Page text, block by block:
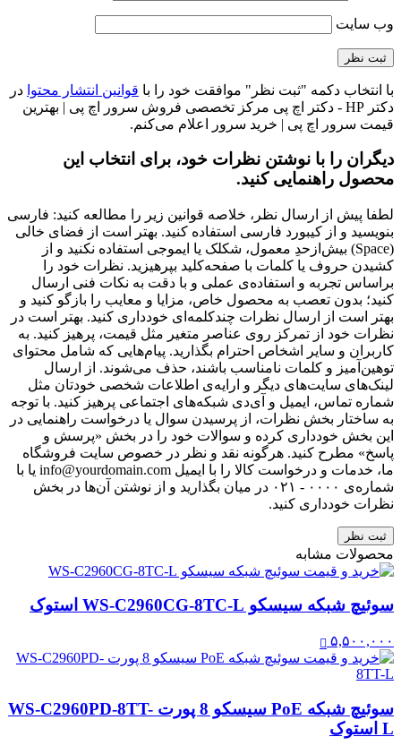
وب‌ سایت
با انتخاب دکمه "ثبت نظر" موافقت خود را با قوانین انتشار محتوا در
دکتر HP - دکتر اچ پی مرکز تخصصی فروش سرور اچ پی | بهترین
قیمت سرور اچ پی | خرید سرور اعلام می‌کنم.
دیگران را با نوشتن نظرات خود، برای انتخاب این
محصول راهنمایی کنید.
لطفا پیش از ارسال نظر، خلاصه قوانین زیر را مطالعه کنید: فارسی
بنویسید و از کیبورد فارسی استفاده کنید. بهتر است از فضای خالی
(Space) بیش‌از‌حدِ معمول، شکلک یا ایموجی استفاده نکنید و از
کشیدن حروف یا کلمات با صفحه‌کلید بپرهیزید. نظرات خود را
براساس تجربه و استفاده‌ی عملی و با دقت به نکات فنی ارسال
کنید؛ بدون تعصب به محصول خاص، مزایا و معایب را بازگو کنید و
بهتر است از ارسال نظرات چندکلمه‌‌ای خودداری کنید. بهتر است در
نظرات خود از تمرکز روی عناصر متغیر مثل قیمت، پرهیز کنید. به
کاربران و سایر اشخاص احترام بگذارید. پیام‌هایی که شامل محتوای
توهین‌آمیز و کلمات نامناسب باشند، حذف می‌شوند. از ارسال
لینک‌های سایت‌های دیگر و ارایه‌ی اطلاعات شخصی خودتان مثل
شماره تماس، ایمیل و آی‌دی شبکه‌های اجتماعی پرهیز کنید. با توجه
به ساختار بخش نظرات، از پرسیدن سوال یا درخواست راهنمایی در
این بخش خودداری کرده و سوالات خود را در بخش «پرسش و
پاسخ» مطرح کنید. هرگونه نقد و نظر در خصوص سایت فروشگاه
ما، خدمات و درخواست کالا را با ایمیل info@yourdomain.com یا با
شماره‌ی ۰۰۰۰ - ۰۲۱ در میان بگذارید و از نوشتن آن‌ها در بخش
نظرات خودداری کنید.
ثبت نظر
محصولات مشابه
سوئیچ شبکه سیسکو WS-C2960CG-8TC-L استوک
۵,۵۰۰,۰۰۰
سوئیچ شبکه PoE سیسکو 8 پورت WS-C2960PD-8TT-
L استوک